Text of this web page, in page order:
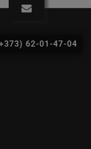
62-01-47-04